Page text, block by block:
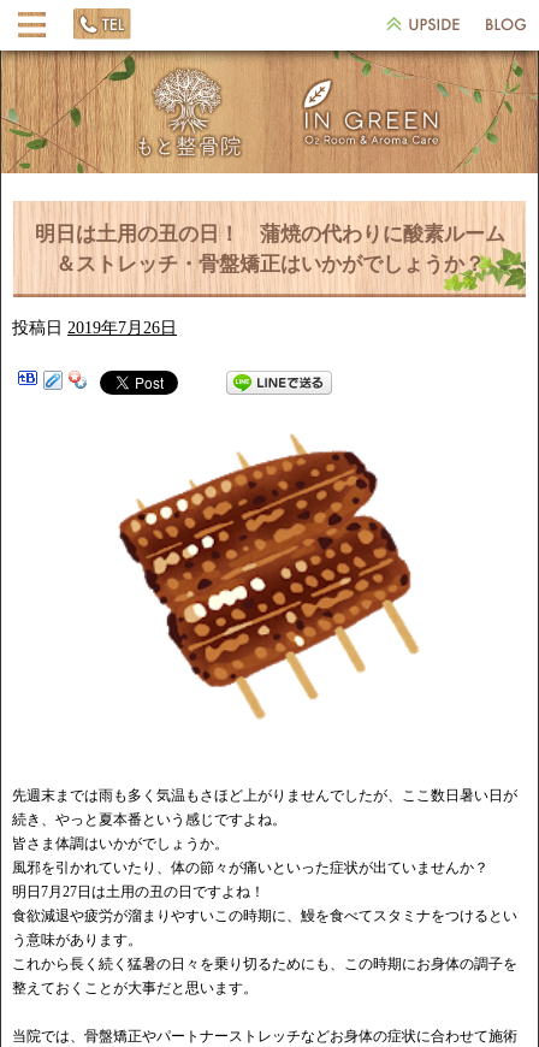
明日は土用の丑の日！ 蒲焼の代わりに酸素ルーム
＆ストレッチ・骨盤矯正はいかがでしょうか？
投稿日 2019年7月26日
先週末までは雨も多く気温もさほど上がりませんでしたが、ここ数日暑い日が
続き、やっと夏本番という感じですよね。
皆さま体調はいかがでしょうか。
風邪を引かれていたり、体の節々が痛いといった症状が出ていませんか？
明日7月27日は土用の丑の日ですよね！
食欲減退や疲労が溜まりやすいこの時期に、鰻を食べてスタミナをつけるとい
う意味があります。
これから長く続く猛暑の日々を乗り切るためにも、この時期にお身体の調子を
整えておくことが大事だと思います。
当院では、骨盤矯正やパートナーストレッチなどお身体の症状に合わせて施術